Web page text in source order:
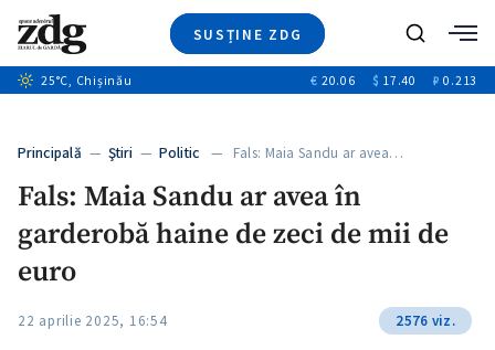
SUSȚINE ZDG
Ştiri
+6
Special
Blog
Caută
25°C, Chișinău € 20.06 $ 17.40 ₽ 0.213
Principală — Ştiri — Politic — Fals: Maia Sandu ar avea…
Fals: Maia Sandu ar avea în
garderobă haine de zeci de mii de
euro
22 aprilie 2025, 16:54 2576 viz.